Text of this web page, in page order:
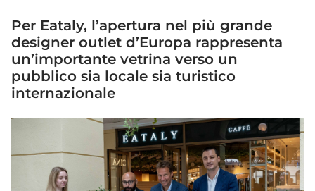
Per Eataly, l’apertura nel più grande
designer outlet d’Europa rappresenta
un’importante vetrina verso un
pubblico sia locale sia turistico
internazionale